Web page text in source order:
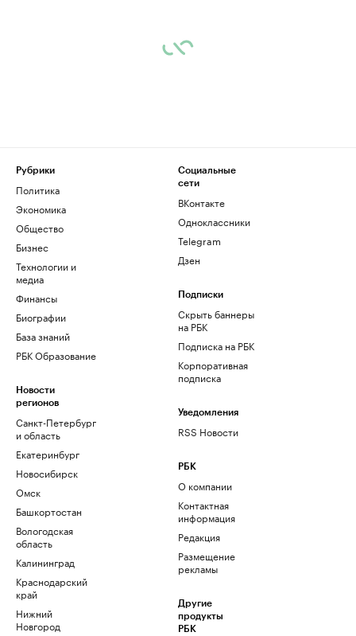
Рубрики
Политика
Экономика
Общество
Бизнес
Технологии и
медиа
Финансы
Биографии
База знаний
РБК Образование
Новости
регионов
Санкт-Петербург
и область
Екатеринбург
Новосибирск
Омск
Башкортостан
Вологодская
область
Калининград
Краснодарский
край
Нижний
Новгород
Социальные
сети
ВКонтакте
Одноклассники
Telegram
Дзен
Подписки
Скрыть баннеры
на РБК
Подписка на РБК
Корпоративная
подписка
Уведомления
RSS Новости
РБК
О компании
Контактная
информация
Редакция
Размещение
рекламы
Другие
продукты
РБК